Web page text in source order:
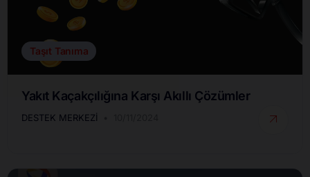
Taşıt Tanıma
Yakıt Kaçakçılığına Karşı Akıllı Çözümler
DESTEK MERKEZI